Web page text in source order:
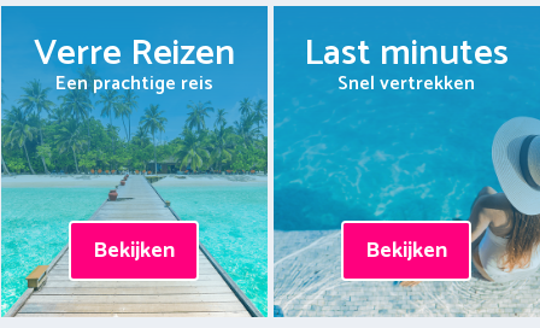
Verre Reizen
Een prachtige reis
Bekijken
Last minutes
Snel vertrekken
Bekijken